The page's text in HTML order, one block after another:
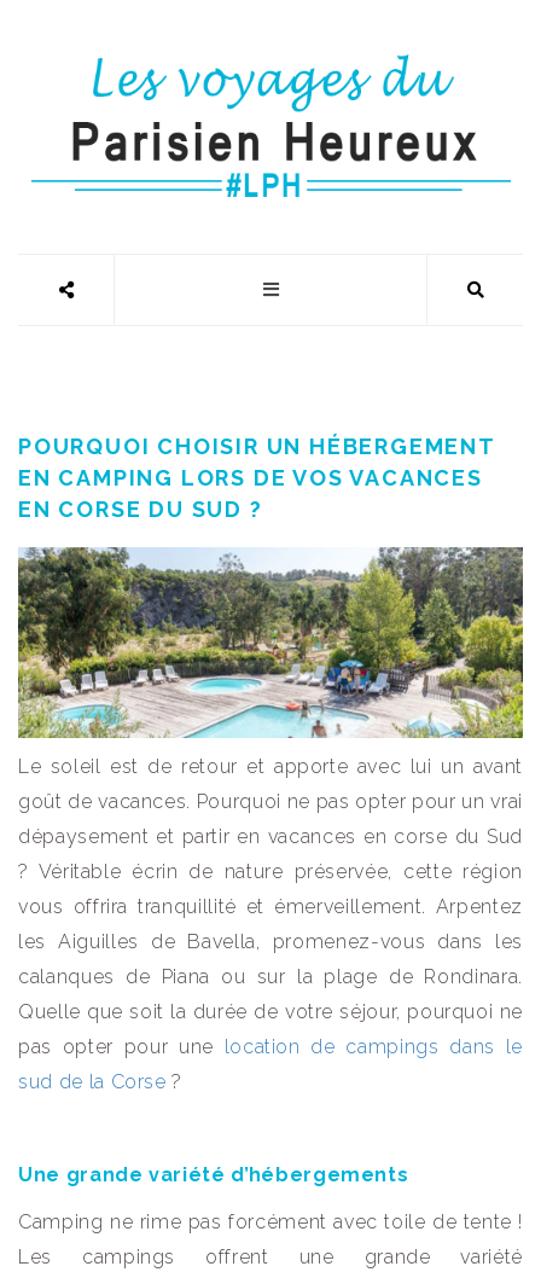
POURQUOI CHOISIR UN HÉBERGEMENT
EN CAMPING LORS DE VOS VACANCES
EN CORSE DU SUD ?
Le soleil est de retour et apporte avec lui un avant
goût de vacances. Pourquoi ne pas opter pour un vrai
dépaysement et partir en vacances en corse du Sud
? Véritable écrin de nature préservée, cette région
vous offrira tranquillité et émerveillement. Arpentez
les Aiguilles de Bavella, promenez-vous dans les
calanques de Piana ou sur la plage de Rondinara.
Quelle que soit la durée de votre séjour, pourquoi ne
pas opter pour une location de campings dans le
sud de la Corse ?
Une grande variété d’hébergements
Camping ne rime pas forcément avec toile de tente !
Les campings offrent une grande variété